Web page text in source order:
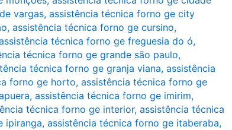
vargas, assistência técnica forno ge city
, assistência técnica forno ge cursino,
técnica forno ge freguesia do ó,
técnica forno ge grande são paulo,
técnica forno ge granja viana, assistência
forno ge horto, assistência técnica forno ge
, assistência técnica forno ge imirim,
técnica forno ge interior, assistência técnica
ipiranga, assistência técnica forno ge itaberaba,